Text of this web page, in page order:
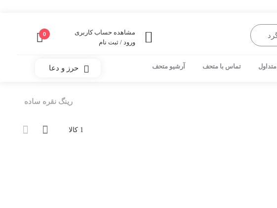
0
مشاهده حساب کاربری
ورود / ثبت نام
تماس با متحف آرشیو متحف حرز و دعا
رینگ نقره ساده
1 کالا